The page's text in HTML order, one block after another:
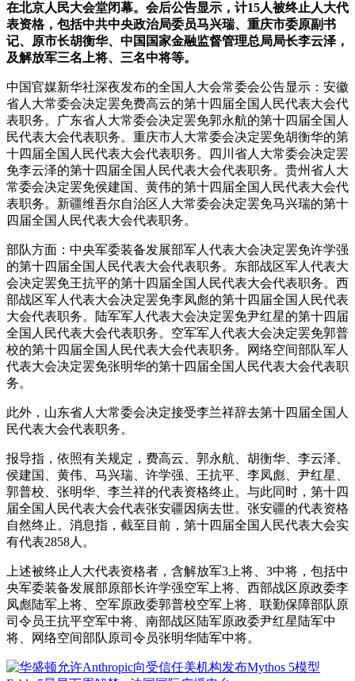
在北京人民大会堂闭幕。会后公告显示，计15人被终止人大代
表资格，包括中共中央政治局委员马兴瑞、重庆市委原副书
记、原市长胡衡华、中国国家金融监督管理总局局长李云泽，
及解放军三名上将、三名中将等。
中国官媒新华社深夜发布的全国人大会常委会公告显示：安徽
省人大常委会决定罢免费高云的第十四届全国人民代表大会代
表职务。广东省人大常委会决定罢免郭永航的第十四届全国人
民代表大会代表职务。重庆市人大常委会决定罢免胡衡华的第
十四届全国人民代表大会代表职务。四川省人大常委会决定罢
免李云泽的第十四届全国人民代表大会代表职务。贵州省人大
常委会决定罢免侯建国、黄伟的第十四届全国人民代表大会代
表职务。新疆维吾尔自治区人大常委会决定罢免马兴瑞的第十
四届全国人民代表大会代表职务。
部队方面：中央军委装备发展部军人代表大会决定罢免许学强
的第十四届全国人民代表大会代表职务。东部战区军人代表大
会决定罢免王抗平的第十四届全国人民代表大会代表职务。西
部战区军人代表大会决定罢免李凤彪的第十四届全国人民代表
大会代表职务。陆军军人代表大会决定罢免尹红星的第十四届
全国人民代表大会代表职务。空军军人代表大会决定罢免郭普
校的第十四届全国人民代表大会代表职务。网络空间部队军人
代表大会决定罢免张明华的第十四届全国人民代表大会代表职
务。
此外，山东省人大常委会决定接受李兰祥辞去第十四届全国人
民代表大会代表职务。
报导指，依照有关规定，费高云、郭永航、胡衡华、李云泽、
侯建国、黄伟、马兴瑞、许学强、王抗平、李凤彪、尹红星、
郭普校、张明华、李兰祥的代表资格终止。与此同时，第十四
届全国人民代表大会代表张安疆因病去世。张安疆的代表资格
自然终止。消息指，截至目前，第十四届全国人民代表大会实
有代表2858人。
上述被终止人大代表资格者，含解放军3上将、3中将，包括中
央军委装备发展部原部长许学强空军上将、西部战区原政委李
凤彪陆军上将、空军原政委郭普校空军上将、联勤保障部队原
司令员王抗平空军中将、南部战区陆军原政委尹红星陆军中
将、网络空间部队原司令员张明华陆军中将。